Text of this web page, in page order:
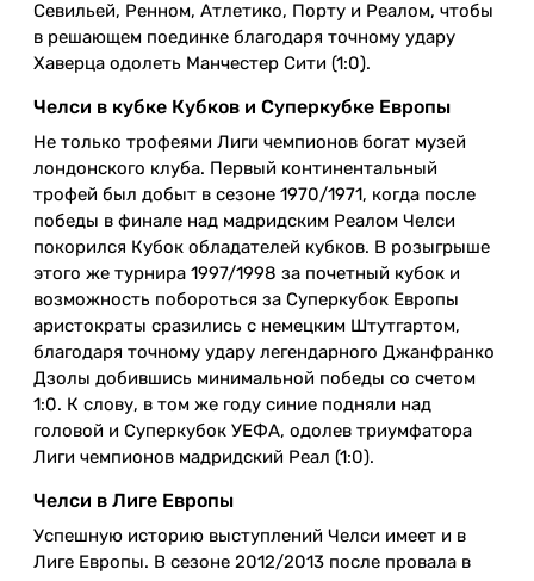
Севильей, Ренном, Атлетико, Порту и Реалом, чтобы
в решающем поединке благодаря точному удару
Хаверца одолеть Манчестер Сити (1:0).
Челси в кубке Кубков и Суперкубке Европы
Не только трофеями Лиги чемпионов богат музей
лондонского клуба. Первый континентальный
трофей был добыт в сезоне 1970/1971, когда после
победы в финале над мадридским Реалом Челси
покорился Кубок обладателей кубков. В розыгрыше
этого же турнира 1997/1998 за почетный кубок и
возможность побороться за Суперкубок Европы
аристократы сразились с немецким Штутгартом,
благодаря точному удару легендарного Джанфранко
Дзолы добившись минимальной победы со счетом
1:0. К слову, в том же году синие подняли над
головой и Суперкубок УЕФА, одолев триумфатора
Лиги чемпионов мадридский Реал (1:0).
Челси в Лиге Европы
Успешную историю выступлений Челси имеет и в
Лиге Европы. В сезоне 2012/2013 после провала в